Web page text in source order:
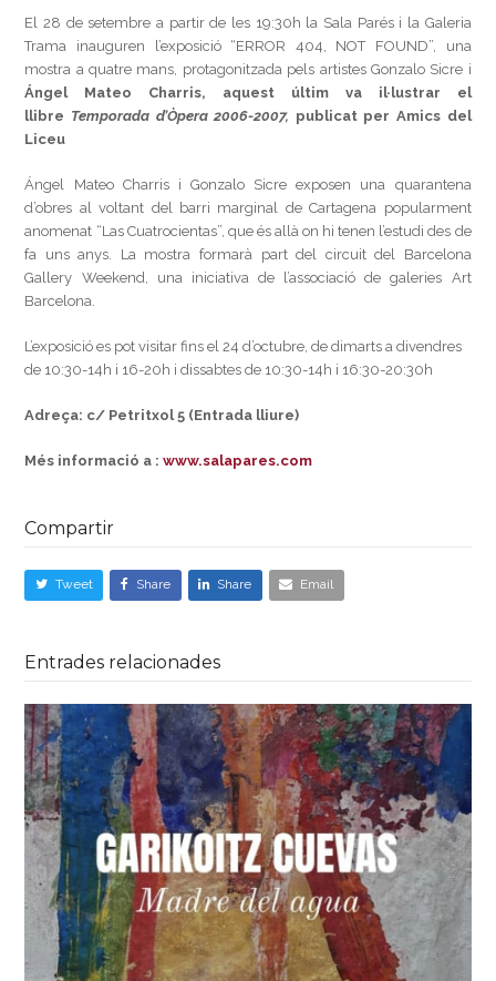
El 28 de setembre a partir de les 19:30h la Sala Parés i la Galeria
Trama inauguren l’exposició “ERROR 404, NOT FOUND”, una
mostra a quatre mans, protagonitzada pels artistes Gonzalo Sicre i
Ángel Mateo Charris, aquest últim va il·lustrar el
llibre Temporada d’Òpera 2006-2007, publicat per Amics del
Liceu
Ángel Mateo Charris i Gonzalo Sicre exposen una quarantena
d’obres al voltant del barri marginal de Cartagena popularment
anomenat “Las Cuatrocientas”, que és allà on hi tenen l’estudi des de
fa uns anys. La mostra formarà part del circuit del Barcelona
Gallery Weekend, una iniciativa de l’associació de galeries Art
Barcelona.
L’exposició es pot visitar fins el 24 d’octubre, de dimarts a divendres
de 10:30-14h i 16-20h i dissabtes de 10:30-14h i 16:30-20:30h
Adreça: c/ Petritxol 5 (Entrada lliure)
Més informació a :www.salapares.com
Compartir
Tweet Share Share Email
Entrades relacionades